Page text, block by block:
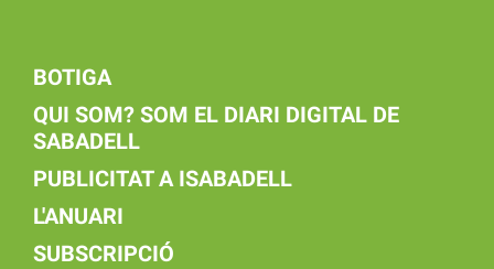
BOTIGA
QUI SOM? SOM EL DIARI DIGITAL DE
SABADELL
PUBLICITAT A ISABADELL
L'ANUARI
SUBSCRIPCIÓ